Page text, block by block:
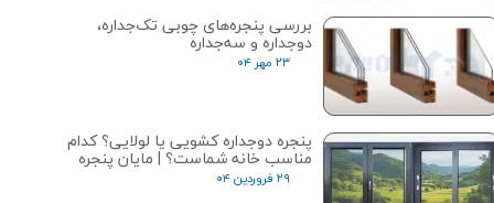
بررسی پنجره‌های چوبی تک‌جداره،
دوجداره و سه‌جداره
۲۳ مهر ۰۴
پنجره دوجداره کشویی یا لولایی؟ کدام
مناسب خانه شماست؟ | مایان پنجره
۲۹ فروردین ۰۴